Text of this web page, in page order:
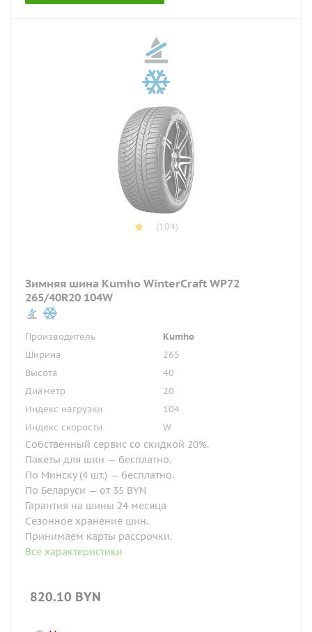
(104)
Зимняя шина Kumho WinterCraft WP72
265/40R20 104W
Производитель
Kumho
Ширина
265
Высота
40
Диаметр
20
Индекс нагрузки
104
Индекс скорости
W
Собственный сервис со скидкой 20%.
Пакеты для шин — бесплатно.
По Минску (4 шт.) — бесплатно.
По Беларуси — от 35 BYN
Гарантия на шины 24 месяца
Сезонное хранение шин.
Принимаем карты рассрочки.
Все характеристики
820.10 BYN